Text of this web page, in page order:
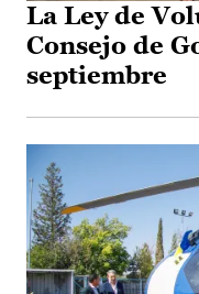
La Ley de
Consejo de
septiembre